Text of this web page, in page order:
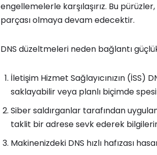
engellemelerle karşılaşırız. Bu
parçası olmaya devam edecektir.
DNS düzeltmeleri neden bağlantı
İletişim Hizmet Sağlayıcınızın (İSS)
saklayabilir veya planlı biçimde
Siber saldırganlar tarafından
taklit bir adrese sevk ederek
Makinenizdeki DNS hızlı hafızası